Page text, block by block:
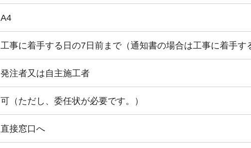
A4
工事に着手する日の7日前まで（通知書の場合は工事に着手す
発注者又は自主施工者
可（ただし、委任状が必要です。）
直接窓口へ